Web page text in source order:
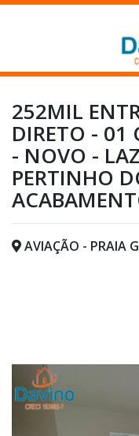
252MIL
DIRETO - 01
- NOVO -
PERTINHO
AVIAÇÃO - PRAIA